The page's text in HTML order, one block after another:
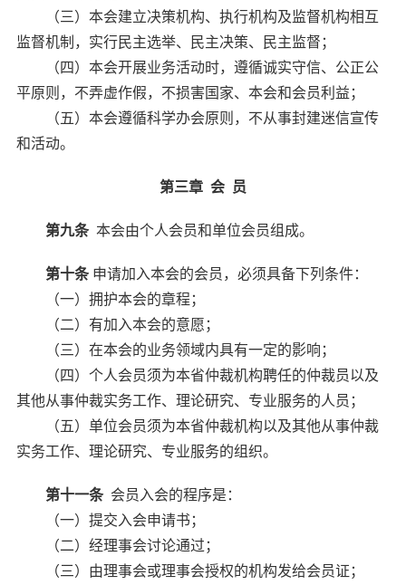
（三）本会建立决策机构、执行机构及监督机构相互
监督机制，实行民主选举、民主决策、民主监督；
（四）本会开展业务活动时，遵循诚实守信、公正公
平原则，不弄虚作假，不损害国家、本会和会员利益；
（五）本会遵循科学办会原则，不从事封建迷信宣传
和活动。
第三章 会 员
第九条本会由个人会员和单位会员组成。
第十条申请加入本会的会员，必须具备下列条件：
（一）拥护本会的章程；
（二）有加入本会的意愿；
（三）在本会的业务领域内具有一定的影响；
（四）个人会员须为本省仲裁机构聘任的仲裁员以及
其他从事仲裁实务工作、理论研究、专业服务的人员；
（五）单位会员须为本省仲裁机构以及其他从事仲裁
实务工作、理论研究、专业服务的组织。
第十一条会员入会的程序是：
（一）提交入会申请书；
（二）经理事会讨论通过；
（三）由理事会或理事会授权的机构发给会员证；